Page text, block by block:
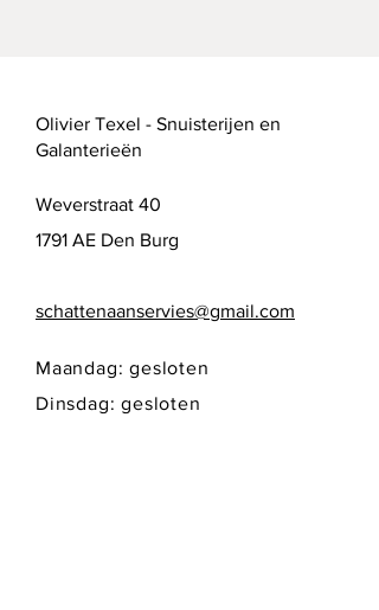
Olivier Texel - Snuisterijen en
Galanterieën
Weverstraat 40
1791 AE Den Burg
schattenaanservies@gmail.com
Maandag: gesloten
Dinsdag: gesloten